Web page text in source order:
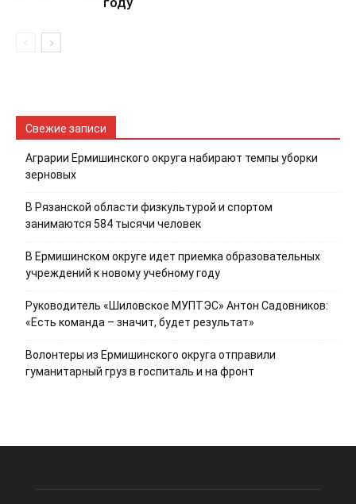
Свежие записи
Аграрии Ермишинского округа набирают темпы уборки
зерновых
В Рязанской области физкультурой и спортом
занимаются 584 тысячи человек
В Ермишинском округе идет приемка образовательных
учреждений к новому учебному году
Руководитель «Шиловское МУПТЭС» Антон Садовников:
«Есть команда – значит, будет результат»
Волонтеры из Ермишинского округа отправили
гуманитарный груз в госпиталь и на фронт